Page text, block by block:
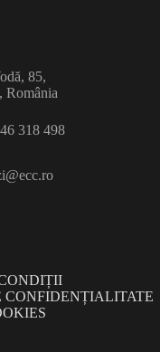
85,
România
318 498
CONFIDENȚIALITATE